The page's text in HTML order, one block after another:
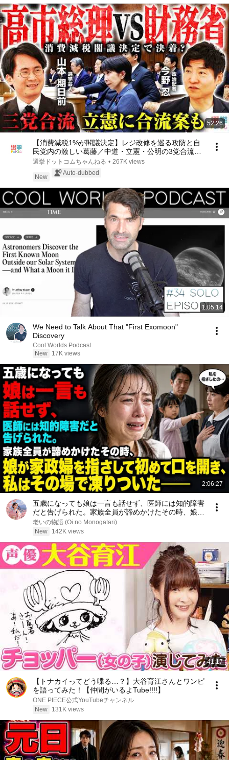
52:26
【消費減税1%が閣議決定】レジ改修を巡る攻防と自
民党内の激しい葛藤／中道・立憲・公明の3党合流構
想に浮上した「第4の選択肢」とは？【今野忍×山本
期日前】｜選挙ドットコム
選挙ドットコムちゃんねる • 267K views
New
Auto-dubbed
1:05:14
We Need to Talk About That "First Exomoon"
Discovery
Cool Worlds Podcast
New
17K views
2:06:27
五歳になっても娘は一言も話せず、医師には知的障害
だと告げられた。家族全員が諦めかけたその時、娘が
家政婦を指さして初めて口を開き、私はその場で凍り
ついた――
老いの物語 (Oi no Monogatari)
New
142K views
41:17
【トナカイってどう喋る…？】大谷育江さんとワンピ
を語ってみた！【仲間がいるよTube!!!!】
ONE PIECE公式YouTubeチャンネル
New
131K views